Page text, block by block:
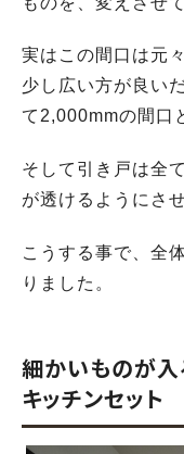
実はこの間口は元
少し広い方が良い
て2,000mmの間口
そして引き戸は全
が透けるようにさ
こうする事で、全
りました。
細かいものが
キッチンセット